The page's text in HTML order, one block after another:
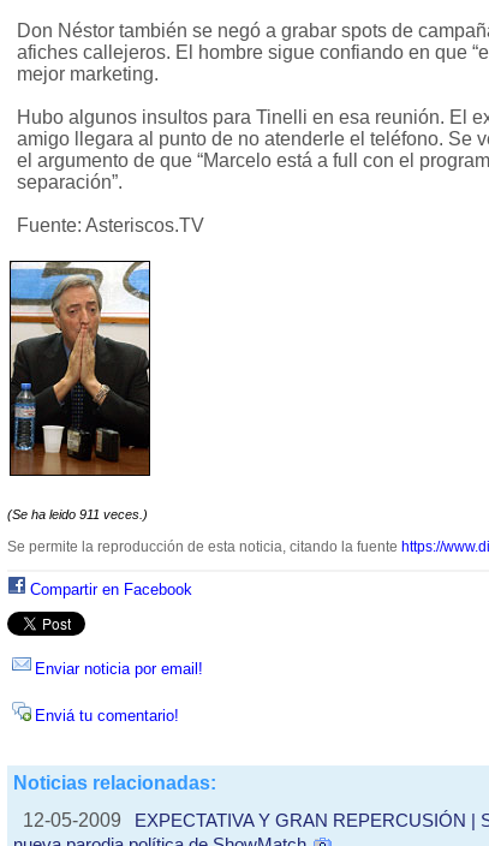
Don Néstor también se negó a grabar spots de
afiches callejeros. El hombre sigue confiando en que
mejor marketing.
Hubo algunos insultos para Tinelli en esa reunión. El
amigo llegara al punto de no atenderle el teléfono. Se
el argumento de que “Marcelo está a full con el
separación”.
Fuente: Asteriscos.TV
(Se ha leido 911 veces.)
Se permite la reproducción de esta noticia, citando la fuente https://
Compartir en Facebook
Enviar noticia por email!
Enviá tu comentario!
Noticias relacionadas:
12-05-2009
EXPECTATIVA Y GRAN REPERCUSIÓN |